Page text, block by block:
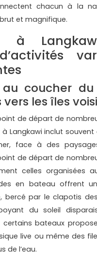
chacun à la
et magnifique.
à
au coucher
vers les îles
de départ de
Langkawi inclut
face à des
de départ de
celles organisées
en bateau offrent
bercé par le clapotis
du soleil
certains bateaux
live ou même des
de l’eau.